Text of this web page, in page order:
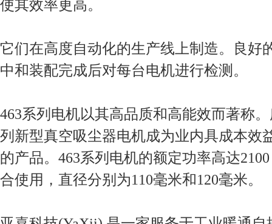
使其效率更高。
它们在高度自动化的生产线上制造。良好
中和装配完成后对每台电机进行检测。
463系列电机以其高品质和高能效而著称
列新型真空吸尘器电机成为业内具成本效
的产品。463系列电机的额定功率高达
合使用，直径分别为110毫米和120毫米。